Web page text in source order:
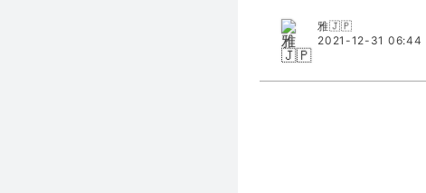
雅🇯🇵
2021-12-31 06:44